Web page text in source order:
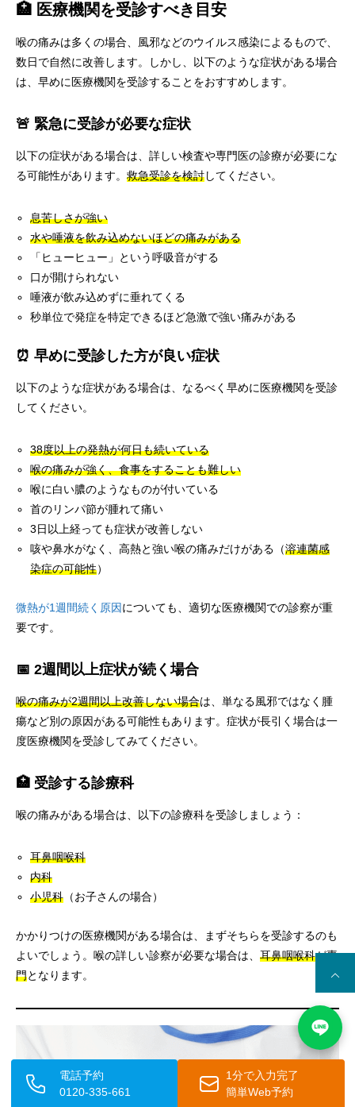
🏥 医療機関を受診すべき目安
喉の痛みは多くの場合、風邪などのウイルス感染によるもので、
数日で自然に改善します。しかし、以下のような症状がある場合
は、早めに医療機関を受診することをおすすめします。
🚨 緊急に受診が必要な症状
以下の症状がある場合は、詳しい検査や専門医の診療が必要にな
る可能性があります。 救急受診を検討してください。
息苦しさが強い
水や唾液を飲み込めないほどの痛みがある
「ヒューヒュー」という呼吸音がする
口が開けられない
唾液が飲み込めずに垂れてくる
秒単位で発症を特定できるほど急激で強い痛みがある
⏰ 早めに受診した方が良い症状
以下のような症状がある場合は、なるべく早めに医療機関を受診
してください。
38度以上の発熱が何日も続いている
喉の痛みが強く、食事をすることも難しい
喉に白い膿のようなものが付いている
首のリンパ節が腫れて痛い
3日以上経っても症状が改善しない
咳や鼻水がなく、高熱と強い喉の痛みだけがある（溶連菌感
染症の可能性）
微熱が1週間続く原因についても、適切な医療機関での診察が重
要です。
📅 2週間以上症状が続く場合
喉の痛みが2週間以上改善しない場合は、単なる風邪ではなく腫
瘍など別の原因がある可能性もあります。症状が長引く場合は一
度医療機関を受診してみてください。
🏥 受診する診療科
喉の痛みがある場合は、以下の診療科を受診しましょう：
耳鼻咽喉科
内科
小児科 （お子さんの場合）
かかりつけの医療機関がある場合は、まずそちらを受診するのも
よいでしょう。喉の詳しい診察が必要な場合は、 耳鼻咽喉科が専
門となります。
電話予約
0120-335-661
1分で入力完了
簡単Web予約